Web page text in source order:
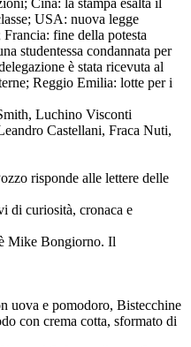
USA: nuova legge
fine della potesta
studentessa condannata per
è stata ricevuta al
Reggio Emilia: lotte per i
Luchino Visconti
Castellani, Fraca Nuti,
risponde alle lettere delle
di curiosità, cronaca e
Mike Bongiorno. Il
uova e pomodoro, Bistecchine
con crema cotta, sformato di